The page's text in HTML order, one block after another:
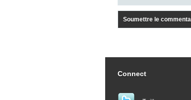
Connect